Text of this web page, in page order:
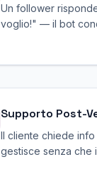
Un follower
voglio!" — il bot
Supporto Post-
Il cliente chiede
gestisce senza che